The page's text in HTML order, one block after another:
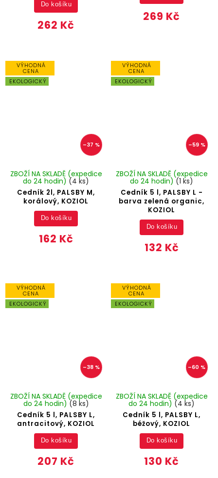
262 Kč
Do košíku
269 Kč
VÝHODNÁ
CENA
EKOLOGICKÝ
–37 %
Cedník 2l, PALSBY M,
korálový, KOZIOL
ZBOŽÍ NA SKLADĚ (expedice
do 24 hodin) (4 ks)
162 Kč
Do košíku
VÝHODNÁ
CENA
EKOLOGICKÝ
–59 %
Cedník 5 l, PALSBY L -
barva zelená organic,
KOZIOL
ZBOŽÍ NA SKLADĚ (expedice
do 24 hodin)(1 ks)
132 Kč
Do košíku
VÝHODNÁ
CENA
EKOLOGICKÝ
–38 %
Cedník 5 l, PALSBY L,
antracitový, KOZIOL
ZBOŽÍ NA SKLADĚ (expedice
do 24 hodin) (8 ks)
207 Kč
Do košíku
VÝHODNÁ
CENA
EKOLOGICKÝ
–60 %
Cedník 5 l, PALSBY L,
béžový, KOZIOL
ZBOŽÍ NA SKLADĚ (expedice
do 24 hodin) (4 ks)
130 Kč
Do košíku